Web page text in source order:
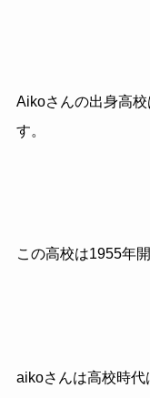
Aikoさんの出身高
す。
この高校は1955年
aikoさんは高校時